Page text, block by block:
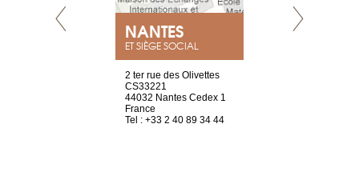
NANTES
ET SIÈGE SOCIAL
2 ter rue des Olivettes
CS33221
44032 Nantes Cedex 1
France
Tel : +33 2 40 89 34 44